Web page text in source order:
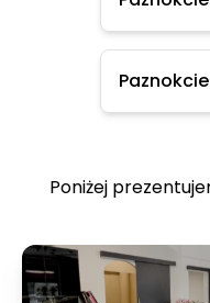
Poniżej